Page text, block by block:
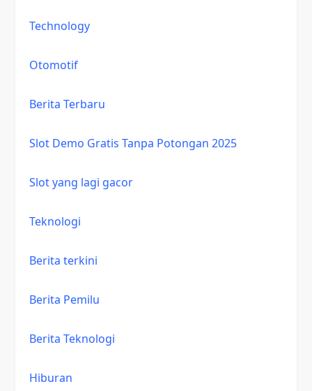
Technology
Otomotif
Berita Terbaru
Slot Demo Gratis Tanpa Potongan 2025
Slot yang lagi gacor
Teknologi
Berita terkini
Berita Pemilu
Berita Teknologi
Hiburan